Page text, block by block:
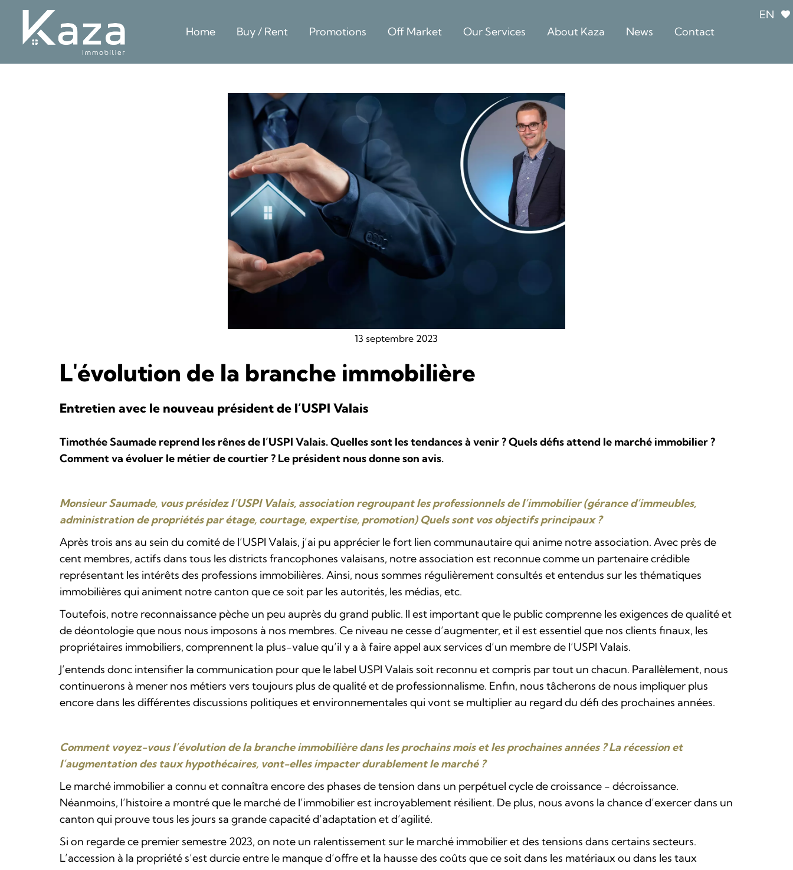
EN
Home
Buy / Rent Promotions Off Market Our Services About Kaza News Contact
13 septembre 2023
L'évolution de la branche immobilière
Entretien avec le nouveau président de l’USPI Valais
Timothée Saumade reprend les rênes de l’USPI Valais. Quelles sont les tendances à venir ? Quels défis attend le marché immobilier ?
Comment va évoluer le métier de courtier ? Le président nous donne son avis.
Monsieur Saumade, vous présidez l’USPI Valais, association regroupant les professionnels de l’immobilier (gérance d’immeubles,
administration de propriétés par étage, courtage, expertise, promotion) Quels sont vos objectifs principaux ?
Après trois ans au sein du comité de l’USPI Valais, j’ai pu apprécier le fort lien communautaire qui anime notre association. Avec près de
cent membres, actifs dans tous les districts francophones valaisans, notre association est reconnue comme un partenaire crédible
représentant les intérêts des professions immobilières. Ainsi, nous sommes régulièrement consultés et entendus sur les thématiques
immobilières qui animent notre canton que ce soit par les autorités, les médias, etc.
Toutefois, notre reconnaissance pèche un peu auprès du grand public. Il est important que le public comprenne les exigences de qualité et
de déontologie que nous nous imposons à nos membres. Ce niveau ne cesse d’augmenter, et il est essentiel que nos clients finaux, les
propriétaires immobiliers, comprennent la plus-value qu’il y a à faire appel aux services d’un membre de l’USPI Valais.
J’entends donc intensifier la communication pour que le label USPI Valais soit reconnu et compris par tout un chacun. Parallèlement, nous
continuerons à mener nos métiers vers toujours plus de qualité et de professionnalisme. Enfin, nous tâcherons de nous impliquer plus
encore dans les différentes discussions politiques et environnementales qui vont se multiplier au regard du défi des prochaines années.
Comment voyez-vous l’évolution de la branche immobilière dans les prochains mois et les prochaines années ? La récession et
l’augmentation des taux hypothécaires, vont-elles impacter durablement le marché ?
Le marché immobilier a connu et connaîtra encore des phases de tension dans un perpétuel cycle de croissance - décroissance.
Néanmoins, l’histoire a montré que le marché de l’immobilier est incroyablement résilient. De plus, nous avons la chance d’exercer dans un
canton qui prouve tous les jours sa grande capacité d’adaptation et d’agilité.
Si on regarde ce premier semestre 2023, on note un ralentissement sur le marché immobilier et des tensions dans certains secteurs.
L’accession à la propriété s’est durcie entre le manque d’offre et la hausse des coûts que ce soit dans les matériaux ou dans les taux